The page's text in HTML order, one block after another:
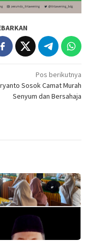
Pos berikutnya
Sosok Camat Murah
Senyum dan Bersahaja